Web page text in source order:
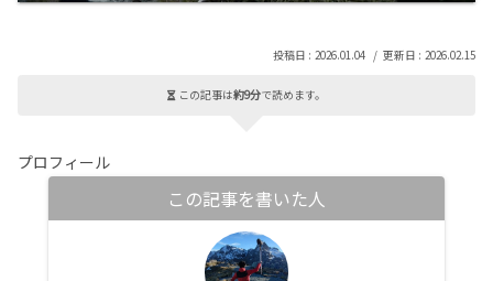
2026.01.04 2026.02.15
この記事は約9分で読めます。
プロフィール
この記事を書いた人